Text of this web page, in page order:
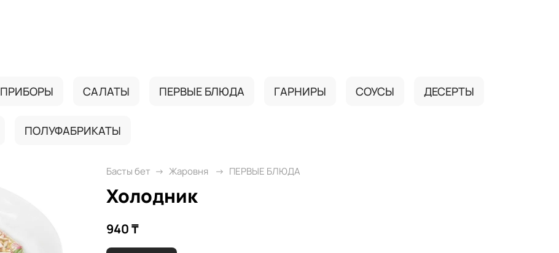
ПРИБОРЫ САЛАТЫ ПЕРВЫЕ БЛЮДА ГАРНИРЫ СОУСЫ ДЕСЕРТЫ
ПОЛУФАБРИКАТЫ
Басты бет Жаровня ПЕРВЫЕ БЛЮДА
Холодник
940 ₸